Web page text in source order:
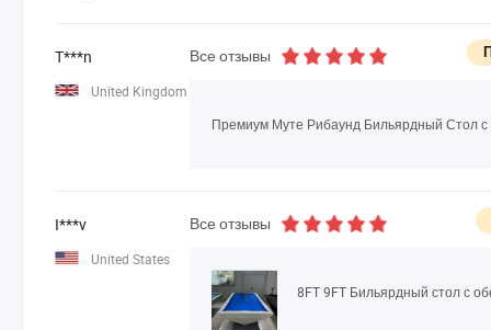
T***n
United Kingdom
Все отзывы
Премиум Муте Рибаунд Бильярдный Стол
I***v
United States
Все отзывы
8FT 9FT Бильярдный стол с